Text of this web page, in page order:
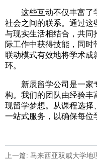
这些互动不仅丰富了
社会之间的联系。通过这
与现实生活相结合，共同
际工作中获得技能，同
联动模式有效地将学术成
环。
新辰留学公司是一家
构。我们的团队由经验丰
现留学梦想。从课程选择
一站式服务，以确保每位
上一篇: 马来西亚双威大学地